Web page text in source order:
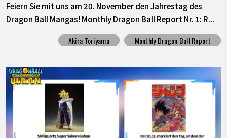
Feiern Sie mit uns am 20. November den Jahrestag des
Dragon Ball Mangas! Monthly Dragon Ball Report Nr. 1: R...
Akira Toriyama Monthly Dragon Ball Report